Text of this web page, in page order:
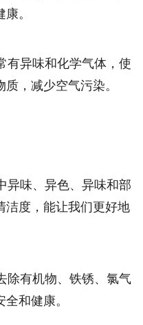
。
有异味和化学气体，使
，减少空气污染。
异味、异色、异味和部
洁度，能让我们更好地
除有机物、铁锈、氯气
和健康。